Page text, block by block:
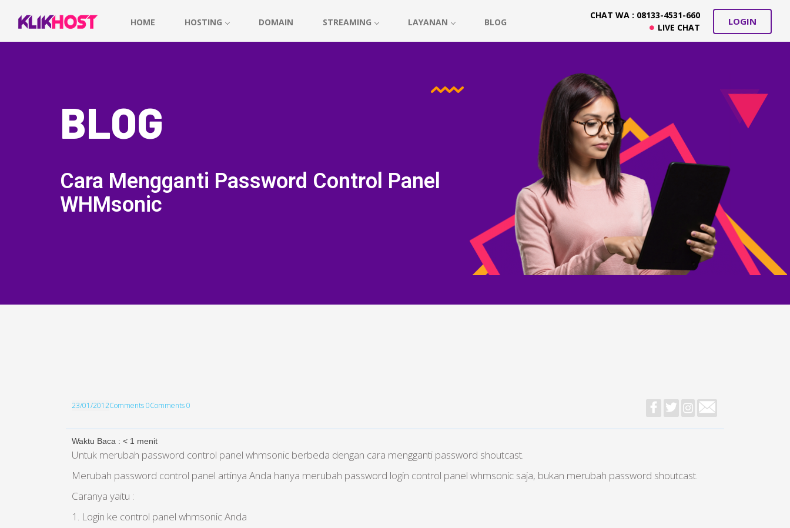
HOME HOSTING DOMAIN STREAMING LAYANAN BLOG
CHAT WA : 08133-4531-660
LIVE CHAT
LOGIN
BLOG
Cara Mengganti Password Control Panel
WHMsonic
23/01/2012Comments 0Comments 0
Waktu Baca : < 1 menit
Untuk merubah password control panel whmsonic berbeda dengan cara mengganti password shoutcast.
Merubah password control panel artinya Anda hanya merubah password login control panel whmsonic saja, bukan merubah password shoutcast.
Caranya yaitu :
1. Login ke control panel whmsonic Anda